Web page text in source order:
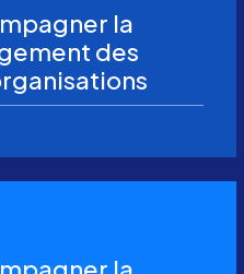
la
des